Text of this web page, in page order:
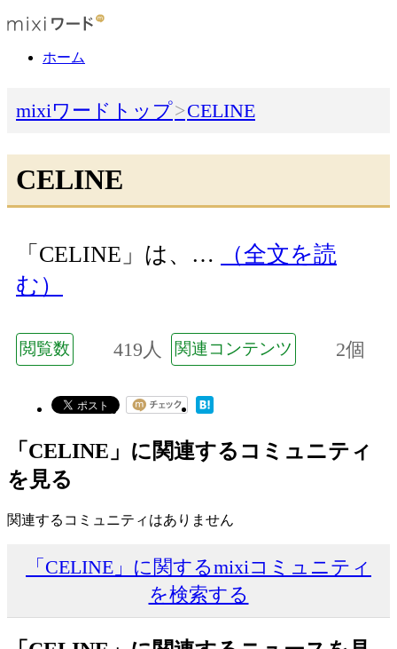
ホーム
mixiワードトップ CELINE
CELINE
「CELINE」は、…
（全文を読
む）
閲覧数 419人 関連コンテンツ 2個
「CELINE」に関連するコミュニティ
を見る
関連するコミュニティはありません
「CELINE」に関するmixiコミュニティ
を検索する